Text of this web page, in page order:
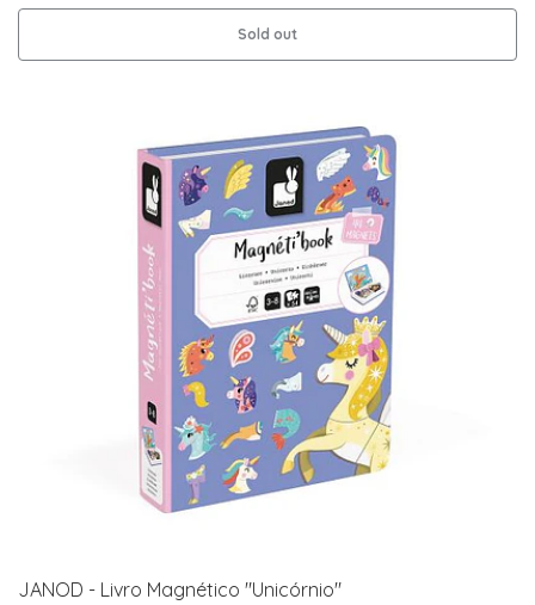
Sold out
JANOD - Livro Magnético "Unicórnio"